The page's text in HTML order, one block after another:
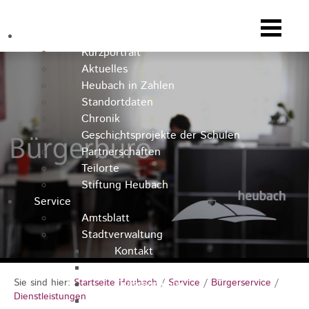
Kurzportrait
Aktuelles
Heubach in Zahlen
Standortdaten
Chronik
Geschichtsprojekte der Schulen
Partnerschaften
Teilorte
Stiftung Heubach
Service
Amtsblatt
Stadtverwaltung
Kontakt
Rathausteam
Organigramm
Sie sind hier: Startseite Heubach / Service / Bürgerservice /
Dienstleistungen